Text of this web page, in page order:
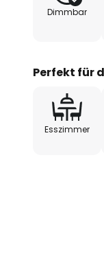
Dimmbar
Perfekt für
Esszimmer